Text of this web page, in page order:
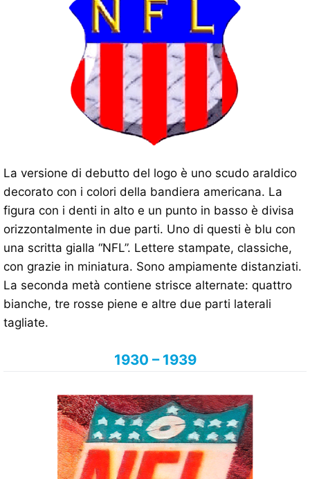
La versione di debutto del logo è uno scudo araldico
decorato con i colori della bandiera americana. La
figura con i denti in alto e un punto in basso è divisa
orizzontalmente in due parti. Uno di questi è blu con
una scritta gialla “NFL”. Lettere stampate, classiche,
con grazie in miniatura. Sono ampiamente distanziati.
La seconda metà contiene strisce alternate: quattro
bianche, tre rosse piene e altre due parti laterali
tagliate.
1930 – 1939